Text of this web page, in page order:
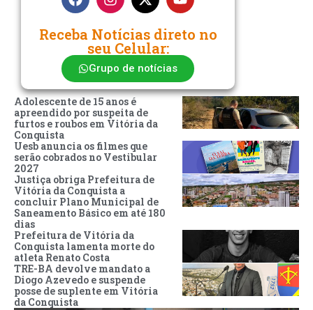
Receba Notícias direto no
seu Celular:
Grupo de notícias
Adolescente de 15 anos é
apreendido por suspeita de
furtos e roubos em Vitória da
Conquista
Uesb anuncia os filmes que
serão cobrados no Vestibular
2027
Justiça obriga Prefeitura de
Vitória da Conquista a
concluir Plano Municipal de
Saneamento Básico em até 180
dias
Prefeitura de Vitória da
Conquista lamenta morte do
atleta Renato Costa
TRE-BA devolve mandato a
Diogo Azevedo e suspende
posse de suplente em Vitória
da Conquista